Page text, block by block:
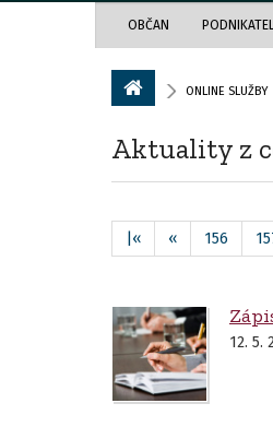
OBČAN
ONLINE SLUŽBY
Aktuality z
|« « 156
12. 5.